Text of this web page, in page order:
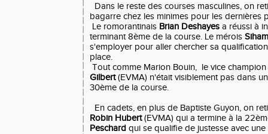
Dans le reste des courses masculines, on
bagarre chez les minimes pour les dernières
Le romorantinais Brian Deshayes a réussi à
terminant 8ème de la course. Le mérois
s'employer pour aller chercher sa
place.
Tout comme Marion Bouin, le vice
Gilbert(EVMA) n'était visiblement pas dans
30ème de la course.
En cadets, en plus de Baptiste Guyon, on
Robin Hubert(EVMA) qui a termine à la
Peschard qui se qualifie de justesse avec